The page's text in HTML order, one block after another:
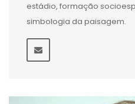
estádio, formação
simbologia da paisagem.